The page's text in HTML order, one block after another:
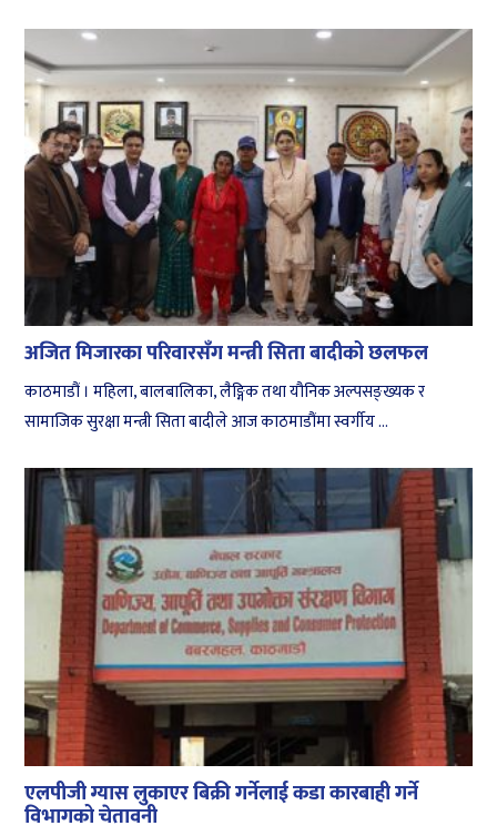
अजित मिजारका परिवारसँग मन्त्री सिता बादीको छलफल
काठमाडौं । महिला, बालबालिका, लैङ्गिक तथा यौनिक अल्पसङ्ख्यक र
सामाजिक सुरक्षा मन्त्री सिता बादीले आज काठमाडौंमा स्वर्गीय ...
एलपीजी ग्यास लुकाएर बिक्री गर्नेलाई कडा कारबाही गर्ने
विभागको चेतावनी